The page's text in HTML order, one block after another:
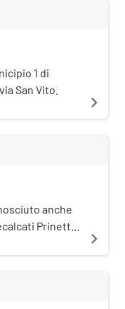
1 di
San Vito.
navigate_next
anche
Prinetti)
e il XVIII
si trova in
navigate_next